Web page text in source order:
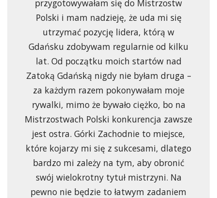
przygotowywałam się do Mistrzostw
Polski i mam nadzieję, że uda mi się
utrzymać pozycję lidera, którą w
Gdańsku zdobywam regularnie od kilku
lat. Od początku moich startów nad
Zatoką Gdańską nigdy nie byłam druga –
za każdym razem pokonywałam moje
rywalki, mimo że bywało ciężko, bo na
Mistrzostwach Polski konkurencja zawsze
jest ostra. Górki Zachodnie to miejsce,
które kojarzy mi się z sukcesami, dlatego
bardzo mi zależy na tym, aby obronić
swój wielokrotny tytuł mistrzyni. Na
pewno nie będzie to łatwym zadaniem